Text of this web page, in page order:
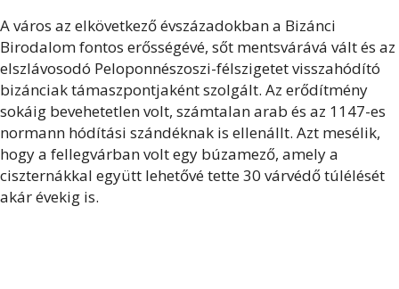
A város az elkövetkező évszázadokban a Bizánci
Birodalom fontos erősségévé, sőt mentsvárává vált és az
elszlávosodó Peloponnészoszi-félszigetet visszahódító
bizánciak támaszpontjaként szolgált. Az erődítmény
sokáig bevehetetlen volt, számtalan arab és az 1147-es
normann hódítási szándéknak is ellenállt. Azt mesélik,
hogy a fellegvárban volt egy búzamező, amely a
ciszternákkal együtt lehetővé tette 30 várvédő túlélését
akár évekig is.